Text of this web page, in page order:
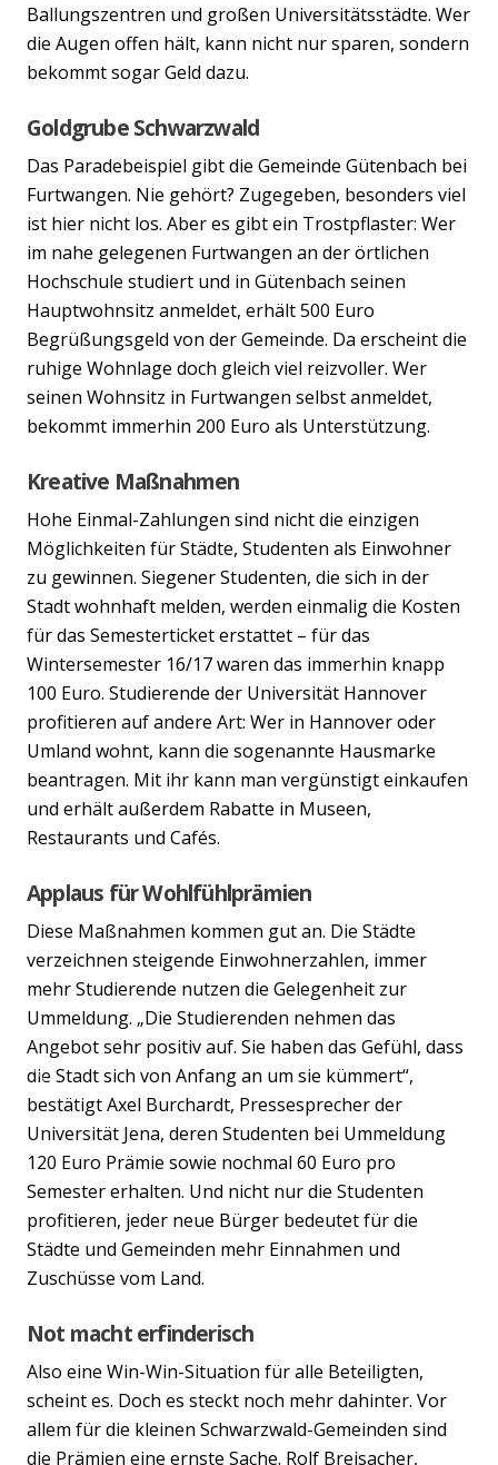
Previous
Ballungszentren und großen Universitätsstädte. Wer
die Augen offen hält, kann nicht nur sparen, sondern
bekommt sogar Geld dazu.
Goldgrube Schwarzwald
Das Paradebeispiel gibt die Gemeinde Gütenbach bei
Furtwangen. Nie gehört? Zugegeben, besonders viel
ist hier nicht los. Aber es gibt ein Trostpflaster: Wer
im nahe gelegenen Furtwangen an der örtlichen
Hochschule studiert und in Gütenbach seinen
Hauptwohnsitz anmeldet, erhält 500 Euro
Begrüßungsgeld von der Gemeinde. Da erscheint die
ruhige Wohnlage doch gleich viel reizvoller. Wer
seinen Wohnsitz in Furtwangen selbst anmeldet,
bekommt immerhin 200 Euro als Unterstützung.
Kreative Maßnahmen
Hohe Einmal-Zahlungen sind nicht die einzigen
Möglichkeiten für Städte, Studenten als Einwohner
zu gewinnen. Siegener Studenten, die sich in der
Stadt wohnhaft melden, werden einmalig die Kosten
für das Semesterticket erstattet – für das
Wintersemester 16/17 waren das immerhin knapp
100 Euro. Studierende der Universität Hannover
profitieren auf andere Art: Wer in Hannover oder
Umland wohnt, kann die sogenannte Hausmarke
beantragen. Mit ihr kann man vergünstigt einkaufen
und erhält außerdem Rabatte in Museen,
Restaurants und Cafés.
Applaus für Wohlfühlprämien
Diese Maßnahmen kommen gut an. Die Städte
verzeichnen steigende Einwohnerzahlen, immer
mehr Studierende nutzen die Gelegenheit zur
Ummeldung. „Die Studierenden nehmen das
Angebot sehr positiv auf. Sie haben das Gefühl, dass
die Stadt sich von Anfang an um sie kümmert“,
bestätigt Axel Burchardt, Pressesprecher der
Universität Jena, deren Studenten bei Ummeldung
120 Euro Prämie sowie nochmal 60 Euro pro
Semester erhalten. Und nicht nur die Studenten
profitieren, jeder neue Bürger bedeutet für die
Städte und Gemeinden mehr Einnahmen und
Zuschüsse vom Land.
Not macht erfinderisch
Also eine Win-Win-Situation für alle Beteiligten,
scheint es. Doch es steckt noch mehr dahinter. Vor
allem für die kleinen Schwarzwald-Gemeinden sind
die Prämien eine ernste Sache. Rolf Breisacher,